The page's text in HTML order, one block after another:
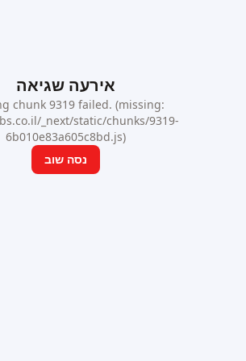
אירעה שגיאה
Loading chunk 9319 failed. (missing:
https://hbs.co.il/_next/static/chunks/9319-
6b010e83a605c8bd.js)